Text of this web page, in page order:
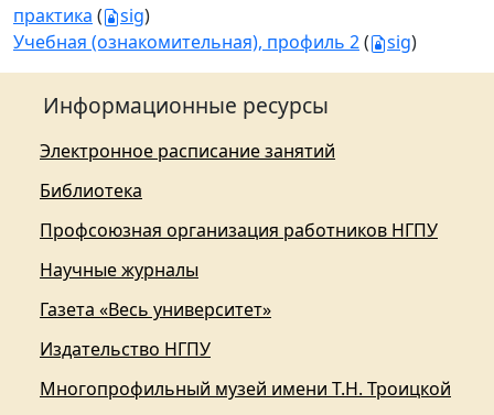
практика ( sig)
Учебная (ознакомительная), профиль 2( sig)
Информационные ресурсы
Электронное расписание занятий
Библиотека
Профсоюзная организация работников НГПУ
Научные журналы
Газета «Весь университет»
Издательство НГПУ
Многопрофильный музей имени Т.Н. Троицкой